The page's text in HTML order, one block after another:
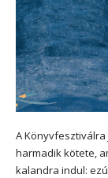
A
harmadik kötete,
kalandra indul: